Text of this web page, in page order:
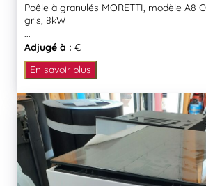
Poêle à granulés MORETTI, modèle A8
gris, 8kW
...
Adjugé à : €
En savoir plus